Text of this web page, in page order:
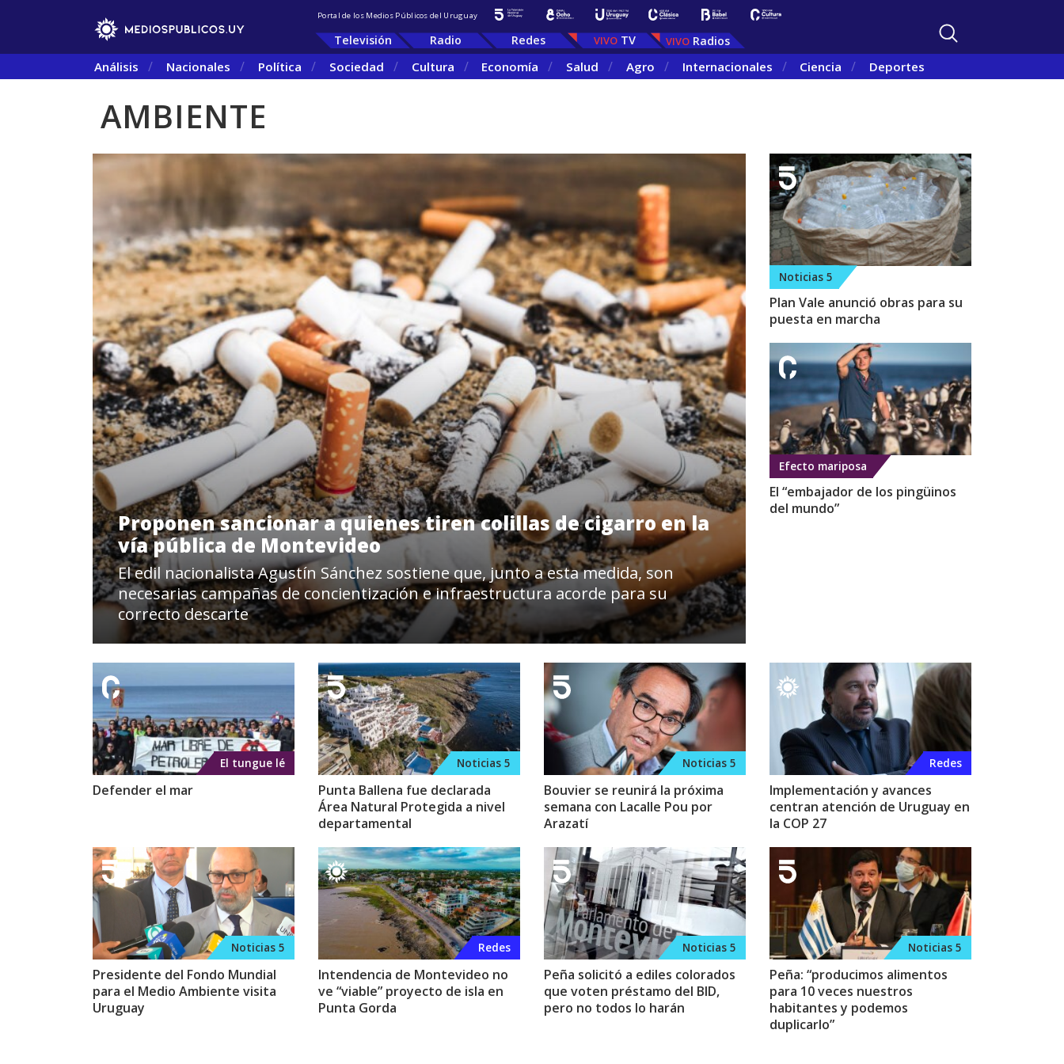
Portal de los Medios Públicos del Uruguay
Televisión Radio Redes TV Radios
Análisis Nacionales Política Sociedad Cultura Economía Salud Agro Internacionales Ciencia Deportes
AMBIENTE
Proponen sancionar a quienes tiren colillas de cigarro en la
vía pública de Montevideo
El edil nacionalista Agustín Sánchez sostiene que, junto a esta medida, son
necesarias campañas de concientización e infraestructura acorde para su
correcto descarte
Noticias 5
Plan Vale anunció obras para su
puesta en marcha
Efecto mariposa
El “embajador de los pingüinos
del mundo”
El tungue lé
Defender el mar
Noticias 5
Punta Ballena fue declarada
Área Natural Protegida a nivel
departamental
Noticias 5
Bouvier se reunirá la próxima
semana con Lacalle Pou por
Arazatí
Redes
Implementación y avances
centran atención de Uruguay en
la COP 27
Noticias 5
Presidente del Fondo Mundial
para el Medio Ambiente visita
Uruguay
Redes
Intendencia de Montevideo no
ve “viable” proyecto de isla en
Punta Gorda
Noticias 5
Peña solicitó a ediles colorados
que voten préstamo del BID,
pero no todos lo harán
Noticias 5
Peña: “producimos alimentos
para 10 veces nuestros
habitantes y podemos
duplicarlo”